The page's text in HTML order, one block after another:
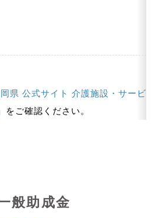
岡県 公式サイト 介護施設・サービ
をご確認ください。
般助成金